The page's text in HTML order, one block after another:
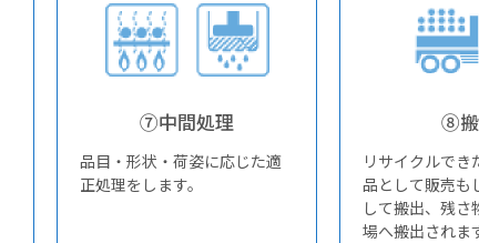
⑦中間処理
品目・形状・荷姿に応じた適
正処理をします。
⑧
リサイクルでき
品として販売も
して搬出、残さ
場へ搬出されま